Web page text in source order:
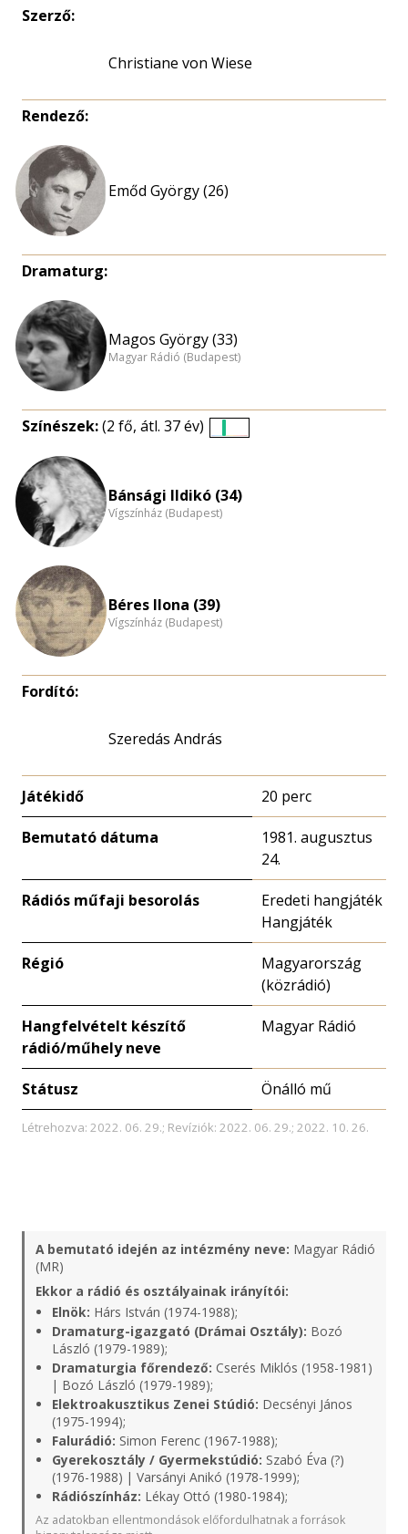
Szerző:
Christiane von Wiese
Rendező:
Emőd György (26)
Dramaturg:
Magos György (33)
Magyar Rádió (Budapest)
Színészek:(2 fő, átl. 37 év)
nagyítása
Bánsági Ildikó (34)
Vígszínház (Budapest)
Béres Ilona (39)
Vígszínház (Budapest)
Fordító:
Szeredás András
Játékidő 20 perc
Bemutató dátuma
1981. augusztus
24.
Rádiós műfaji besorolás
Eredeti hangjáték
Hangjáték
Régió
Magyarország
(közrádió)
Hangfelvételt készítő
rádió/műhely neve
Magyar Rádió
Státusz Önálló mű
Létrehozva: 2022. 06. 29.; Revíziók: 2022. 06. 29.; 2022. 10. 26.
A bemutató idején az intézmény neve: Magyar Rádió
(MR)
Ekkor a rádió és osztályainak irányítói:
Elnök: Hárs István (1974-1988);
Dramaturg-igazgató (Drámai Osztály): Bozó
László (1979-1989);
Dramaturgia főrendező: Cserés Miklós (1958-1981)
| Bozó László (1979-1989);
Elektroakusztikus Zenei Stúdió: Decsényi János
(1975-1994);
Falurádió: Simon Ferenc (1967-1988);
Gyerekosztály / Gyermekstúdió: Szabó Éva (?)
(1976-1988) | Varsányi Anikó (1978-1999);
Rádiószínház: Lékay Ottó (1980-1984);
Az adatokban ellentmondások előfordulhatnak a források